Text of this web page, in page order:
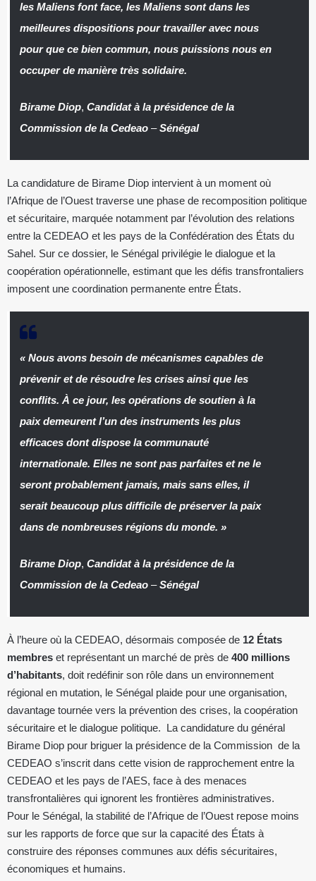
les Maliens font face, les Maliens sont dans les
meilleures dispositions pour travailler avec nous
pour que ce bien commun, nous puissions nous en
occuper de manière très solidaire.
Birame Diop, Candidat à la présidence de la
Commission de la Cedeao–Sénégal
La candidature de Birame Diop intervient à un moment où
l’Afrique de l’Ouest traverse une phase de recomposition politique
et sécuritaire, marquée notamment par l’évolution des relations
entre la CEDEAO et les pays de la Confédération des États du
Sahel. Sur ce dossier, le Sénégal privilégie le dialogue et la
coopération opérationnelle, estimant que les défis transfrontaliers
imposent une coordination permanente entre États.
« Nous avons besoin de mécanismes capables de
prévenir et de résoudre les crises ainsi que les
conflits. À ce jour, les opérations de soutien à la
paix demeurent l’un des instruments les plus
efficaces dont dispose la communauté
internationale. Elles ne sont pas parfaites et ne le
seront probablement jamais, mais sans elles, il
serait beaucoup plus difficile de préserver la paix
dans de nombreuses régions du monde. »
Birame Diop, Candidat à la présidence de la
Commission de la Cedeao–Sénégal
À l’heure où la CEDEAO, désormais composée de 12 États
membres et représentant un marché de près de 400 millions
d’habitants, doit redéfinir son rôle dans un environnement
régional en mutation, le Sénégal plaide pour une organisation,
davantage tournée vers la prévention des crises, la coopération
sécuritaire et le dialogue politique. La candidature du général
Birame Diop pour briguer la présidence de la Commission de la
CEDEAO s’inscrit dans cette vision de rapprochement entre la
CEDEAO et les pays de l’AES, face à des menaces
transfrontalières qui ignorent les frontières administratives.
Pour le Sénégal, la stabilité de l’Afrique de l’Ouest repose moins
sur les rapports de force que sur la capacité des États à
construire des réponses communes aux défis sécuritaires,
économiques et humains.